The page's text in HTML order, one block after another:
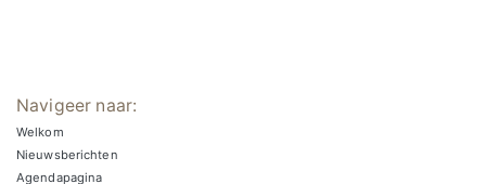
Navigeer naar:
Welkom
Nieuwsberichten
Agendapagina